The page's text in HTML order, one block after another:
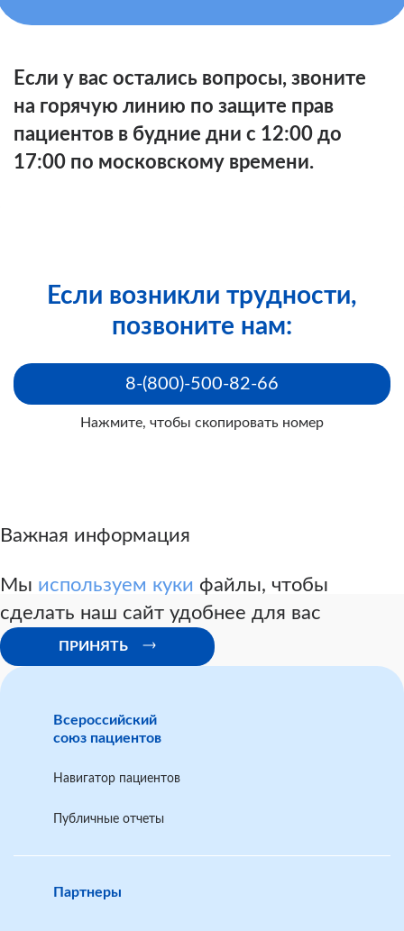
родителя / законного представителя
Федеральной службы по надзору в сфере
Если у вас остались вопросы, звоните
на горячую линию по защите прав
пациентов в будние дни с 12:00 до
17:00 по московскому времени.
Если возникли трудности,
позвоните нам:
8-(800)-500-82-66
Нажмите, чтобы скопировать номер
Важная информация
Мы используем куки файлы, чтобы
сделать наш сайт удобнее для вас
ПРИНЯТЬ
Всероссийский
союз пациентов
Навигатор пациентов
Публичные отчеты
Партнеры